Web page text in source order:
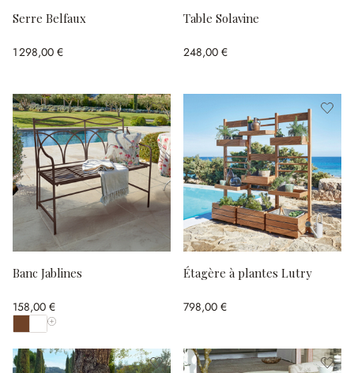
Serre Belfaux
1 298,00 €
Table Solavine
248,00 €
Banc Jablines
158,00 €
Afficher toutes les couleurs
Étagère à plantes Lutry
798,00 €